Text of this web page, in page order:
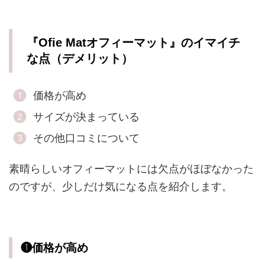
『Ofie Matオフィーマット』のイマイチ
な点（デメリット）
価格が高め
サイズが決まっている
その他口コミについて
素晴らしいオフィーマットには欠点がほぼなかった
のですが、少しだけ気になる点を紹介します。
❶価格が高め